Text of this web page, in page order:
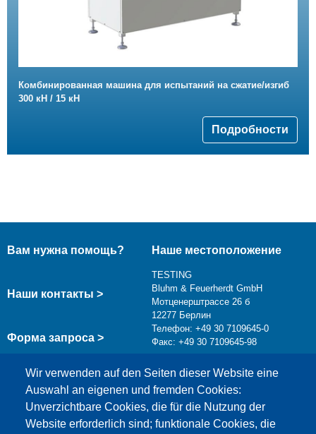
Комбинированная машина для испытаний на сжатие/изгиб
300 кН / 15 кН
Подробности
Wir verwenden auf den Seiten dieser Website eine
Auswahl an eigenen und fremden Cookies:
Unverzichtbare Cookies, die für die Nutzung der
Website erforderlich sind; funktionale Cookies, die
Вам нужна помощь?
Наши контакты >
Форма запроса >
Наше местоположение
TESTING
Bluhm & Feuerherdt GmbH
Мотценерштрассе 26 б
12277 Берлин
Телефон: +49 30 7109645-0
Факс: +49 30 7109645-98
info@testing.de